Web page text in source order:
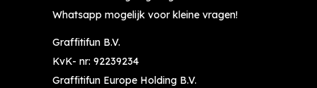
Whatsapp mogelijk voor kleine vragen!
Graffitifun B.V.
KvK- nr: 92239234
Graffitifun Europe Holding B.V.